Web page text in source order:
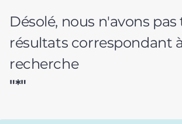
Désolé, nous n'avons
résultats correspondant
recherche
"*"